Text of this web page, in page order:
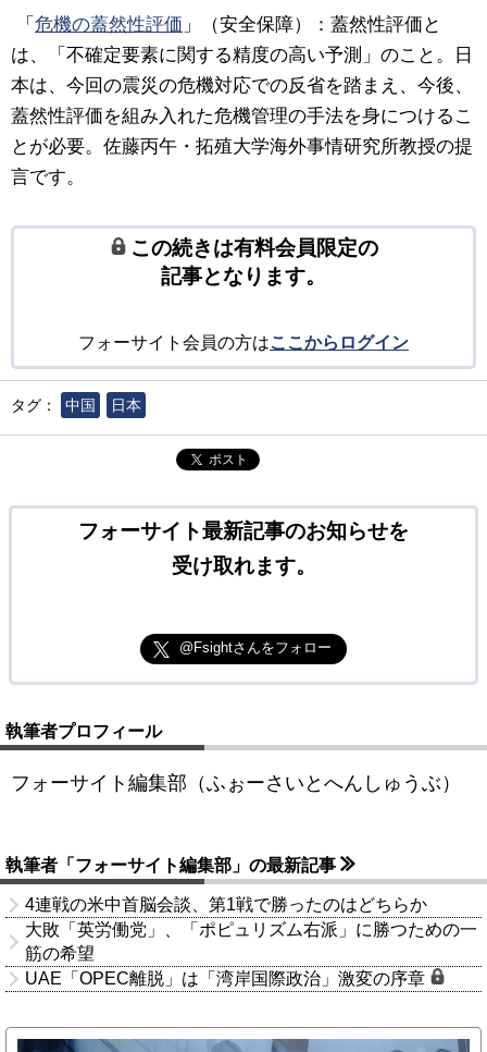
「 危機の蓋然性評価 」（安全保障）：蓋然性評価と
は、「不確定要素に関する精度の高い予測」のこと。日
本は、今回の震災の危機対応での反省を踏まえ、今後、
蓋然性評価を組み入れた危機管理の手法を身につけるこ
とが必要。佐藤丙午・拓殖大学海外事情研究所教授の提
言です。
この続きは有料会員限定の
記事となります。
フォーサイト会員の方はここからログイン
タグ： 中国 日本
ポスト
フォーサイト最新記事のお知らせを
受け取れます。
@Fsightさんをフォロー
執筆者プロフィール
フォーサイト編集部（ふぉーさいとへんしゅうぶ）
執筆者「フォーサイト編集部」の最新記事
4連戦の米中首脳会談、第1戦で勝ったのはどちらか
大敗「英労働党」、「ポピュリズム右派」に勝つための一
筋の希望
UAE「OPEC離脱」は「湾岸国際政治」激変の序章